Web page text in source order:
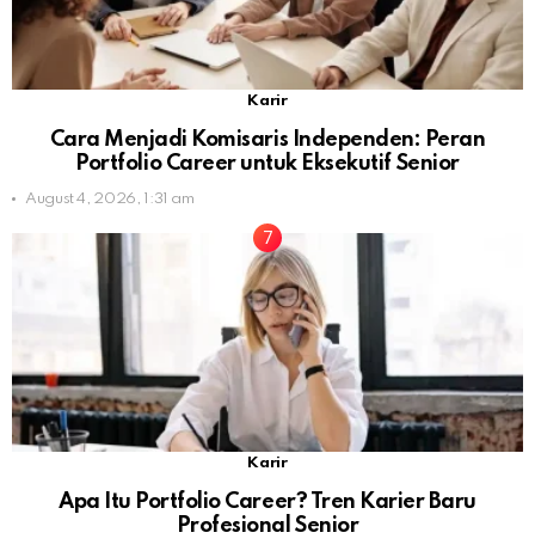
Karir
Cara Menjadi Komisaris Independen: Peran
Portfolio Career untuk Eksekutif Senior
August 4, 2026, 1:31 am
Karir
Apa Itu Portfolio Career? Tren Karier Baru
Profesional Senior